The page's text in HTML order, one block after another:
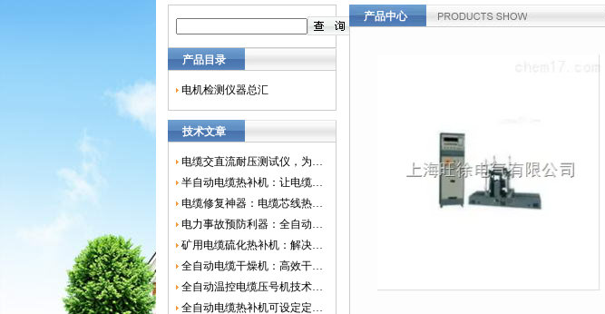
产品目录
电机检测仪器总汇
技术文章
电缆交直流耐压测试仪，为电网安全保驾护航
半自动电缆热补机：让电缆修复更简单、更高效！
电缆修复神器：电缆芯线热补机如何保障电网安全？
电力事故预防利器：全自动控温电缆热补机
矿用电缆硫化热补机：解决矿山电缆故障的新选择
全自动电缆干燥机：高效干燥，电缆质量
全自动温控电缆压号机技术革新：数字化标识的新趋势
全自动电缆热补机可设定定时功能，实现自动化热补
产品中心